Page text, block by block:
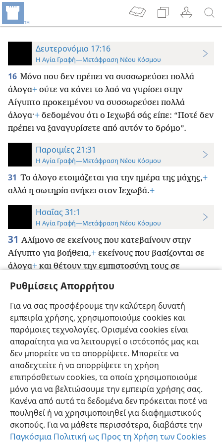
Ρυθμίσεις Απορρήτου
Για να σας προσφέρουμε την καλύτερη δυνατή
εμπειρία χρήσης, χρησιμοποιούμε cookies και
παρόμοιες τεχνολογίες. Ορισμένα cookies είναι
απαραίτητα για να λειτουργεί ο ιστότοπός μας και
δεν μπορείτε να τα απορρίψετε. Μπορείτε να
αποδεχτείτε ή να απορρίψετε τη χρήση
επιπρόσθετων cookies, τα οποία χρησιμοποιούμε
μόνο για να βελτιώσουμε την εμπειρία χρήσης σας.
Κανένα από αυτά τα δεδομένα δεν πρόκειται ποτέ να
πουληθεί ή να χρησιμοποιηθεί για διαφημιστικούς
σκοπούς. Για να μάθετε περισσότερα, διαβάστε την
Παγκόσμια Πολιτική ως Προς τη Χρήση των Cookies
Δευτερονόμιο 17:16
Η Αγία Γραφή—Μετάφραση Νέου Κόσμου
16 Μόνο που δεν πρέπει να συσσωρεύσει πολλά
άλογα+ ούτε να κάνει το λαό να γυρίσει στην
Αίγυπτο προκειμένου να συσσωρεύσει πολλά
άλογα·+ δεδομένου ότι ο Ιεχωβά σάς είπε: “Ποτέ δεν
πρέπει να ξαναγυρίσετε από αυτόν το δρόμο”.
Παροιμίες 21:31
Η Αγία Γραφή—Μετάφραση Νέου Κόσμου
31 Το άλογο ετοιμάζεται για την ημέρα της μάχης,+
αλλά η σωτηρία ανήκει στον Ιεχωβά.+
Ησαΐας 31:1
Η Αγία Γραφή—Μετάφραση Νέου Κόσμου
31 Αλίμονο σε εκείνους που κατεβαίνουν στην
Αίγυπτο για βοήθεια,+ εκείνους που βασίζονται σε
άλογα+και θέτουν την εμπιστοσύνη τους σε
άτια, επειδή είναι πολύ δυνατά, αλλά δεν απέβλεψαν
στον Άγιο του Ισραήλ και τον Ιεχωβά δεν τον
αναζήτησαν.+
Ελληνική Προτιμήσεις
Copyright © 2026 Watch Tower Bible and Tract Society of Pennsylvania
Όροι Χρήσης Πολιτική Απορρήτου
Ρυθμίσεις Απορρήτου
JW.ORG
Σύνδεση